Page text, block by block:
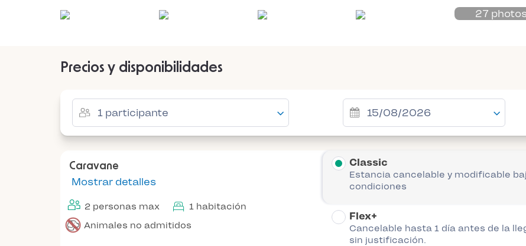
27 photos
Precios y disponibilidades
Caravane
Mostrar detalles
2 personas max
1 habitación
Animales no admitidos
Classic
Estancia cancelable y modificable
condiciones
Flex+
Cancelable hasta 1 día antes de la
sin justificación.